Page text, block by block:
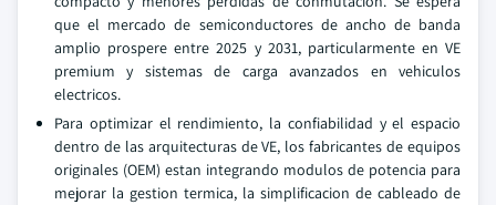
que el mercado de semiconductores de ancho de banda
amplio prospere entre 2025 y 2031, particularmente en VE
premium y sistemas de carga avanzados en vehiculos
electricos.
Para optimizar el rendimiento, la confiabilidad y el espacio
dentro de las arquitecturas de VE, los fabricantes de equipos
originales (OEM) estan integrando modulos de potencia para
mejorar la gestion termica, la simplificacion de cableado de